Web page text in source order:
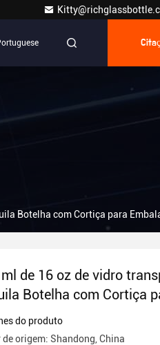
Botelha com Cortiça para
de 16 oz de vidro
Botelha com Cortiça
do produto
de origem: Shandong, China